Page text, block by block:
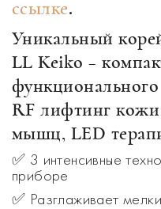
ссылке.
Уникальный
LL Keiko –
RF лифтинг
мышц, LED
✅ 3 интенсивные
приборе
✅ Разглаживает